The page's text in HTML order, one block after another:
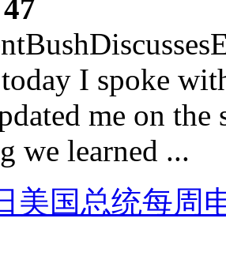
47
I spoke
me on the
we learned ...
美国总统每周